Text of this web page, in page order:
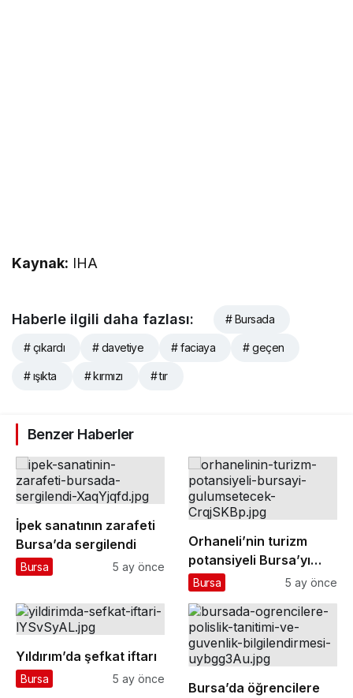
Kaynak: IHA
Haberle ilgili daha fazlası: # Bursada
# çıkardı # davetiye # faciaya # geçen
# ışıkta # kırmızı # tır
Benzer Haberler
İpek sanatının zarafeti
Bursa’da sergilendi
Bursa 5 ay önce
Orhaneli’nin turizm
potansiyeli Bursa’yı
gülümsetecek
Bursa 5 ay önce
Yıldırım’da şefkat iftarı
Bursa 5 ay önce
Bursa’da öğrencilere